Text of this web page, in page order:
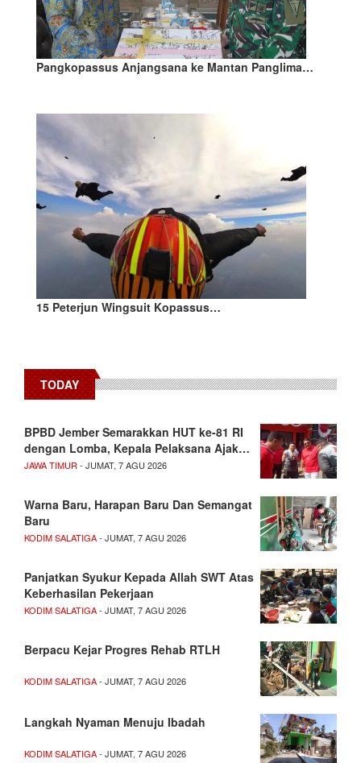
Pangkopassus Anjangsana ke Mantan Panglima…
15 Peterjun Wingsuit Kopassus…
TODAY
BPBD Jember Semarakkan HUT ke-81 RI
dengan Lomba, Kepala Pelaksana Ajak…
JAWA TIMUR- JUMAT, 7 AGU 2026
Warna Baru, Harapan Baru Dan Semangat
Baru
KODIM SALATIGA- JUMAT, 7 AGU 2026
Panjatkan Syukur Kepada Allah SWT Atas
Keberhasilan Pekerjaan
KODIM SALATIGA- JUMAT, 7 AGU 2026
Berpacu Kejar Progres Rehab RTLH
KODIM SALATIGA- JUMAT, 7 AGU 2026
Langkah Nyaman Menuju Ibadah
KODIM SALATIGA- JUMAT, 7 AGU 2026